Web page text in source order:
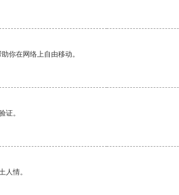
你在网络上自由移动。
证。
人情。